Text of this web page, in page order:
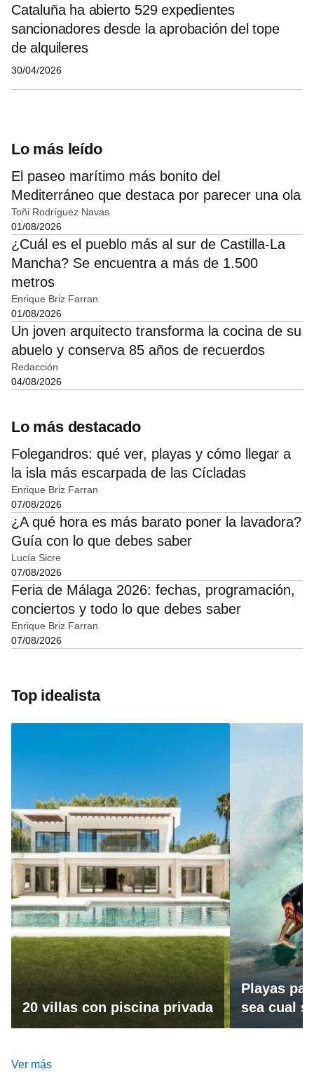
Cataluña ha abierto 529 expedientes
sancionadores desde la aprobación del tope
de alquileres
30/04/2026
Lo más leído
El paseo marítimo más bonito del
Mediterráneo que destaca por parecer una ola
Toñi Rodríguez Navas
01/08/2026
¿Cuál es el pueblo más al sur de Castilla-La
Mancha? Se encuentra a más de 1.500
metros
Enrique Briz Farran
01/08/2026
Un joven arquitecto transforma la cocina de su
abuelo y conserva 85 años de recuerdos
Redacción
04/08/2026
Lo más destacado
Folegandros: qué ver, playas y cómo llegar a
la isla más escarpada de las Cícladas
Enrique Briz Farran
07/08/2026
¿A qué hora es más barato poner la lavadora?
Guía con lo que debes saber
Lucía Sicre
07/08/2026
Feria de Málaga 2026: fechas, programación,
conciertos y todo lo que debes saber
Enrique Briz Farran
07/08/2026
Top idealista
20 villas con piscina privada
Playas
sea cual
Ver más